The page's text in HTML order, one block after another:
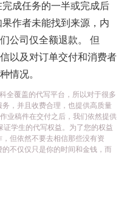
成任务的一半或完成后
作者未能找到来源，内
公司仅全额退款。 但
以及对订单交付和消费者
情况。
全覆盖的代写平台，所以对于很多
，并且收费合理，也提供高质量
作业稿件在交付之后，我们依然提供
学生的代写权益。为了您的权益
但依然不要去相信那些没有资
不仅仅只是你的时间和金钱，而